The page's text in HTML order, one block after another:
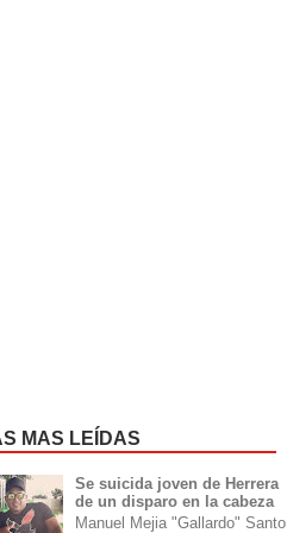
MAS LEÍDAS
Se suicida joven de Herrera
de un disparo en la cabeza
Manuel Mejia "Gallardo" Santo